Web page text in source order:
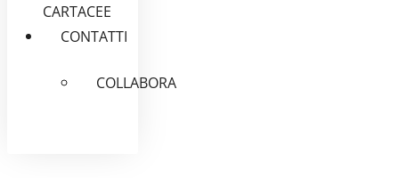
CARTACEE
CONTATTI
COLLABORA